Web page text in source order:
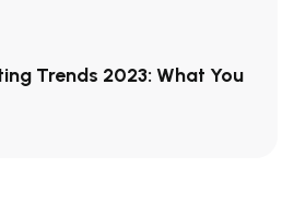
Trends 2023: What You